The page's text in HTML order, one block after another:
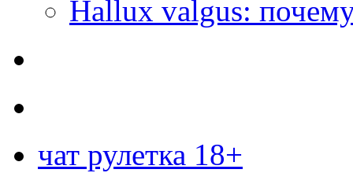
Hallux valgus: почему
чат рулетка 18+